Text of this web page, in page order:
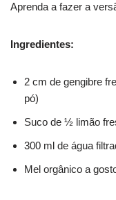
Aprenda a fazer a
Ingredientes:
2 cm de gengibre
pó)
Suco de ½ limão
300 ml de água
Mel orgânico a